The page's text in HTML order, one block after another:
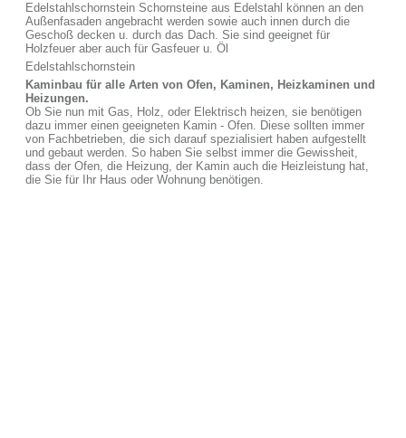
Edelstahlschornstein Schornsteine aus Edelstahl können an den
Außenfasaden angebracht werden sowie auch innen durch die
Geschoß decken u. durch das Dach. Sie sind geeignet für
Holzfeuer aber auch für Gasfeuer u. Öl
Edelstahlschornstein
Kaminbau für alle Arten von Ofen, Kaminen, Heizkaminen und
Heizungen.
Ob Sie nun mit Gas, Holz, oder Elektrisch heizen, sie benötigen
dazu immer einen geeigneten Kamin - Ofen. Diese sollten immer
von Fachbetrieben, die sich darauf spezialisiert haben aufgestellt
und gebaut werden. So haben Sie selbst immer die Gewissheit,
dass der Ofen, die Heizung, der Kamin auch die Heizleistung hat,
die Sie für Ihr Haus oder Wohnung benötigen.